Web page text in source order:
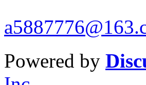
Powered by